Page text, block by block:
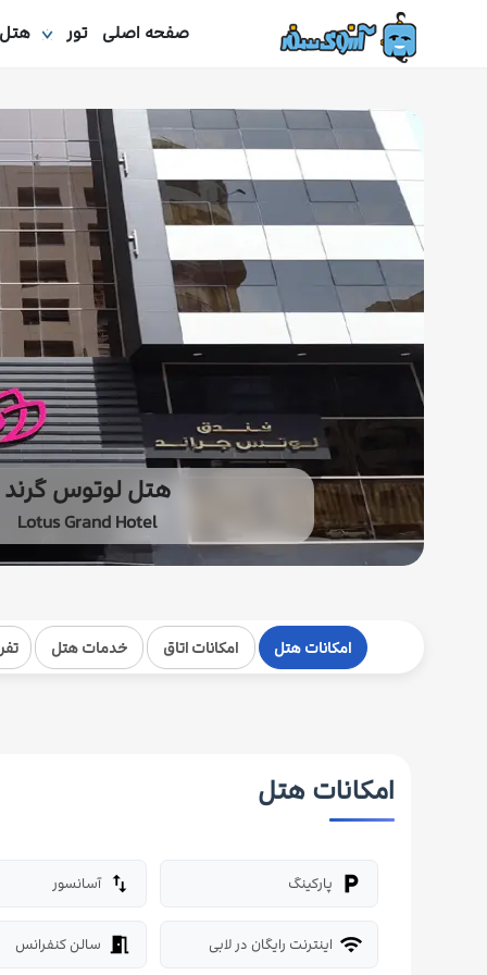
صفحه اصلی تور هتل
هتل لوتوس گرند
Lotus Grand Hotel
امکانات هتل امکانات اتاق خدمات هتل
امکانات هتل
local_parking پارکینگ import_export آسانسور
wifi اینترنت رایگان در لابی meeting_room سالن کنفرانس